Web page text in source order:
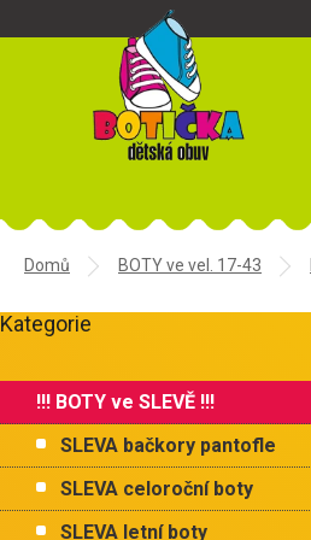
Domů BOTY ve vel. 17-43
o
t
n
í
Přeskočit
Kategorie
!!! BOTY ve SLEVĚ !!!
SLEVA bačkory pantofle
SLEVA celoroční boty
SLEVA letní boty